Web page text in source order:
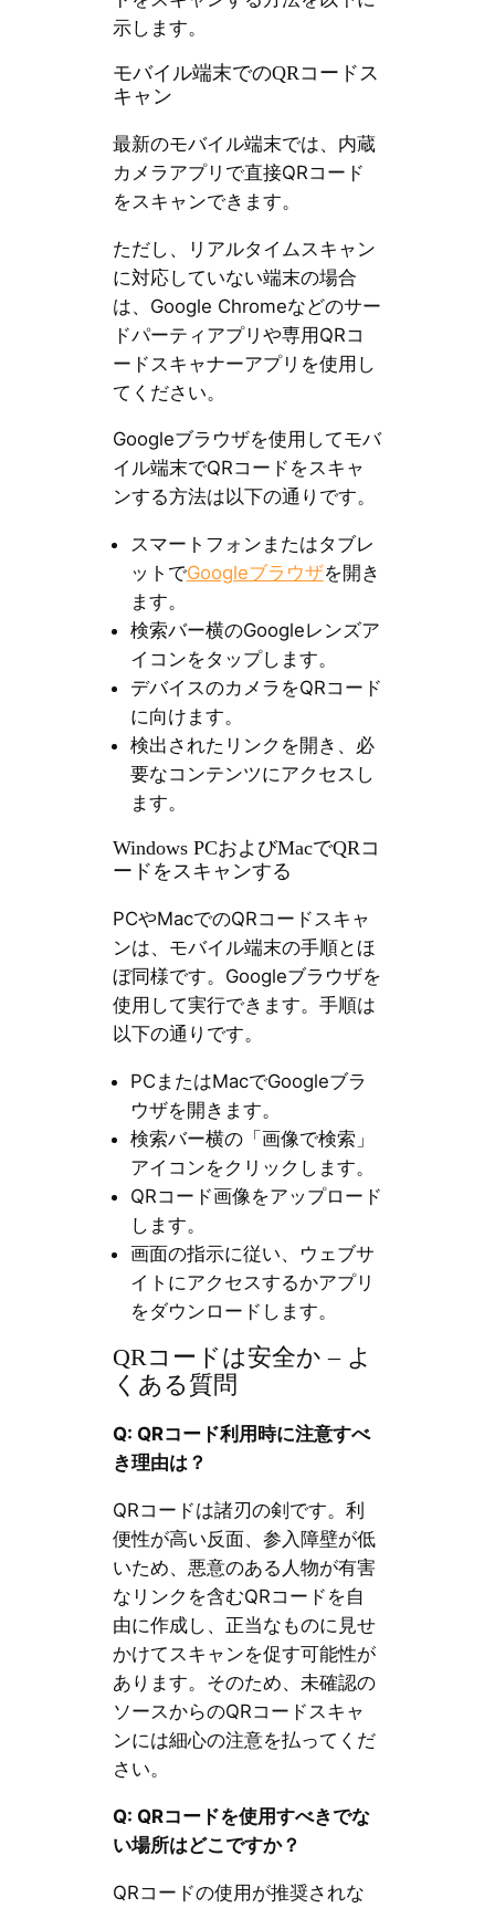
示します。
モバイル端末でのQRコードス
キャン
最新のモバイル端末では、内蔵
カメラアプリで直接QRコード
をスキャンできます。
ただし、リアルタイムスキャン
に対応していない端末の場合
は、Google Chromeなどのサー
ドパーティアプリや専用QRコ
ードスキャナーアプリを使用し
てください。
Googleブラウザを使用してモバ
イル端末でQRコードをスキャ
ンする方法は以下の通りです。
スマートフォンまたはタブレ
ットでGoogleブラウザを開き
ます。
検索バー横のGoogleレンズア
イコンをタップします。
デバイスのカメラをQRコード
に向けます。
検出されたリンクを開き、必
要なコンテンツにアクセスし
ます。
Windows PCおよびMacでQRコ
ードをスキャンする
PCやMacでのQRコードスキャ
ンは、モバイル端末の手順とほ
ぼ同様です。Googleブラウザを
使用して実行できます。手順は
以下の通りです。
PCまたはMacでGoogleブラ
ウザを開きます。
検索バー横の「画像で検索」
アイコンをクリックします。
QRコード画像をアップロード
します。
画面の指示に従い、ウェブサ
イトにアクセスするかアプリ
をダウンロードします。
QRコードは安全か – よ
くある質問
Q: QRコード利用時に注意すべ
き理由は？
QRコードは諸刃の剣です。利
便性が高い反面、参入障壁が低
いため、悪意のある人物が有害
なリンクを含むQRコードを自
由に作成し、正当なものに見せ
かけてスキャンを促す可能性が
あります。そのため、未確認の
ソースからのQRコードスキャ
ンには細心の注意を払ってくだ
さい。
Q: QRコードを使用すべきでな
い場所はどこですか？
QRコードの使用が推奨されな